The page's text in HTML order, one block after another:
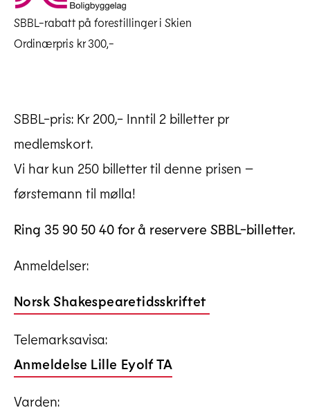
SBBL-rabatt på forestillinger i Skien
Ordinærpris kr 300,-
SBBL-pris: Kr 200,- Inntil 2 billetter pr
medlemskort.
Vi har kun 250 billetter til denne prisen –
førstemann til mølla!
Ring 35 90 50 40 for å reservere SBBL-billetter.
Anmeldelser:
Norsk Shakespearetidsskriftet
Telemarksavisa:
Anmeldelse Lille Eyolf TA
Varden: